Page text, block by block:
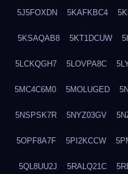
5J5FOXDN 5KAFKBC4
5KSAQAB8 5KT1DCUW
5LCKQGH7 5LOVPA8C
5MC4C6M0 5MOLUGED
5NSPSK7R 5NYZ03GV
5OPF8A7F 5PI2KCCW
5QL8UU2J 5RALQ21C